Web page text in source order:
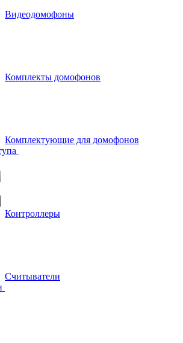
Видеодомофоны
Комплекты домофонов
Комплектующие для домофонов
Контроллеры
Считыватели